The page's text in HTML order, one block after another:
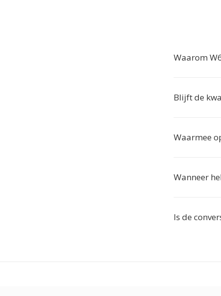
Waarom
Blijft de
Waarmee
Wanneer
Is de